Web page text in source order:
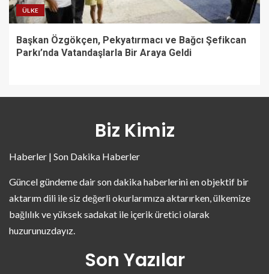
ÜLKE
Başkan Özgökçen, Pekyatırmacı ve Bağcı Şefikcan
Parkı’nda Vatandaşlarla Bir Araya Geldi
Biz Kimiz
Haberler | Son Dakika Haberler
Güncel gündeme dair son dakika haberlerini en objektif bir
aktarım dili ile siz değerli okurlarımıza aktarırken, ülkemize
bağlılık ve yüksek sadakat ile içerik üretici olarak
huzurunuzdayız.
Son Yazılar